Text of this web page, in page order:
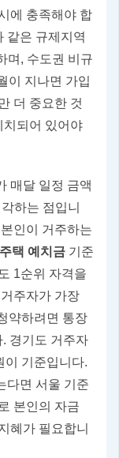
에 충족해야 합
같은 규제지역
며, 수도권 비규
이 지나면 가입
더 중요한 것
치되어 있어야
매달 일정 금액
하는 점입니
인이 거주하는
택 예치금 기준
1순위 자격을
주자가 가장
약하려면 통장
경기도 거주자
이 기준입니다.
다면 서울 기준
본인의 자금
혜가 필요합니